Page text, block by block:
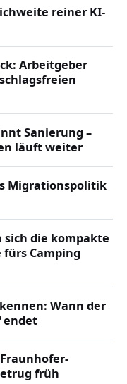
reiner KI-
Arbeitgeber
Sanierung –
läuft weiter
Migrationspolitik
sich die kompakte
Camping
Wann der
endet
früh